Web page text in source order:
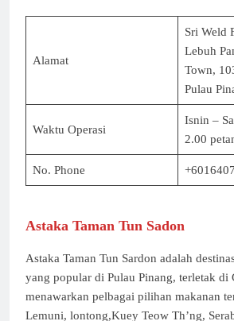
Alamat
Sri Weld
Lebuh
Town,
Pulau
Waktu Operasi
Isnin –
2.00
No. Phone
Astaka Taman Tun Sadon
Astaka Taman Tun Sardon adalah
yang popular di Pulau Pinang, terletak di
menawarkan pelbagai pilihan makanan
Lemuni, lontong,Kuey Teow Th’ng,